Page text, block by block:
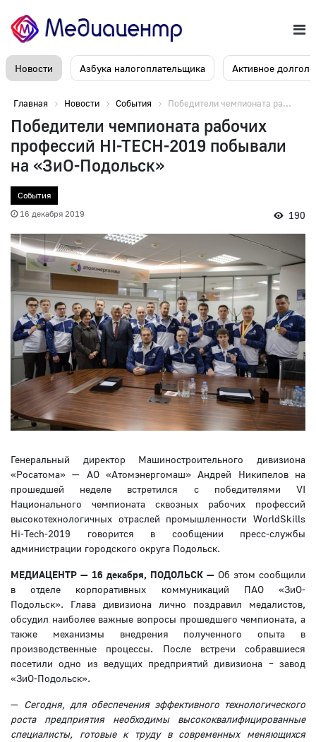
Новости Азбука налогоплательщика Активное
Главная Новости События Победители чемпионата ра...
Победители чемпионата рабочих
профессий HI-TECH-2019 побывали
на «ЗиО-Подольск»
События
16 декабря 2019
190
Генеральный директор Машиностроительного дивизиона
«Росатома» — АО «Атомэнергомаш» Андрей Никипелов на
прошедшей неделе встретился с победителями VI
Национального чемпионата сквозных рабочих профессий
высокотехнологичных отраслей промышленности WorldSkills
Hi-Tech-2019 говорится в сообщении пресс-службы
администрации городского округа Подольск.
МЕДИАЦЕНТР — 16 декабря, ПОДОЛЬСК — Об этом сообщили
в отделе корпоративных коммуникаций ПАО «ЗиО-
Подольск». Глава дивизиона лично поздравил медалистов,
обсудил наиболее важные вопросы прошедшего чемпионата, а
также механизмы внедрения полученного опыта в
производственные процессы. После встречи собравшиеся
посетили одно из ведущих предприятий дивизиона – завод
«ЗиО-Подольск».
— Сегодня, для обеспечения эффективного технологического
роста предприятия необходимы высококвалифицированные
специалисты, готовые к труду в современных меняющихся